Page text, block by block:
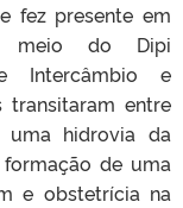
fez presente em
meio do Dipi
Intercâmbio e
transitaram entre
uma hidrovia da
de uma
e obstetrícia na